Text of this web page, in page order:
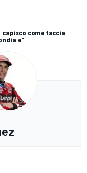
capisco come faccia